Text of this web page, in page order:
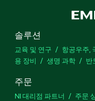
솔루션
교육 및 연구 항공우주,
용 장비
생명 과학 반
주문
NI 대리점 파트너 주문